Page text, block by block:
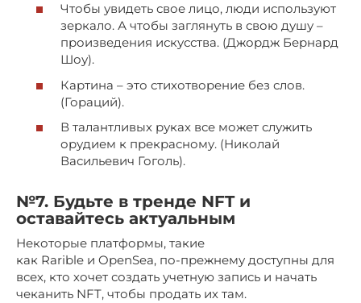
Чтобы увидеть свое лицо, люди используют
зеркало. А чтобы заглянуть в свою душу –
произведения искусства. (Джордж Бернард
Шоу).
Картина – это стихотворение без слов.
(Гораций).
В талантливых руках все может служить
орудием к прекрасному. (Николай
Васильевич Гоголь).
№7. Будьте в тренде NFT и
оставайтесь актуальным
Некоторые платформы, такие
как Rarible и OpenSea, по-прежнему доступны для
всех, кто хочет создать учетную запись и начать
чеканить NFT, чтобы продать их там.